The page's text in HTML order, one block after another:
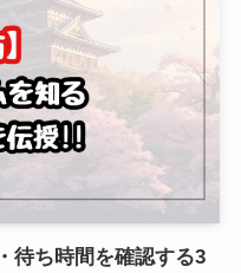
待ち時間を確認する3